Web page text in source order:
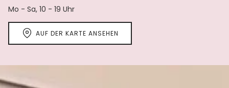
Mo - Sa, 10 - 19 Uhr
AUF DER KARTE ANSEHEN